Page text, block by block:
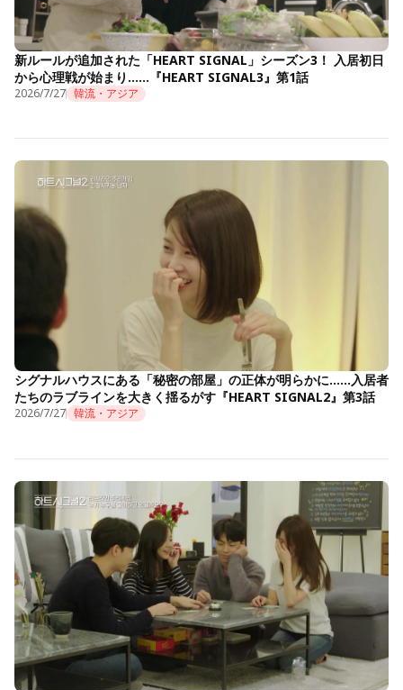
新ルールが追加された「HEART SIGNAL」シーズン3！ 入居初日
から心理戦が始まり……『HEART SIGNAL3』第1話
2026/7/27 韓流・アジア
シグナルハウスにある「秘密の部屋」の正体が明らかに……入居者
たちのラブラインを大きく揺るがす『HEART SIGNAL2』第3話
2026/7/27 韓流・アジア